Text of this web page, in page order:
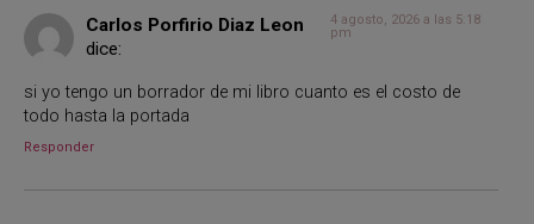
Carlos Porfirio Diaz Leon
dice:
4 agosto, 2026 a las 5:18
pm
si yo tengo un borrador de mi libro cuanto es el costo de
todo hasta la portada
Responder